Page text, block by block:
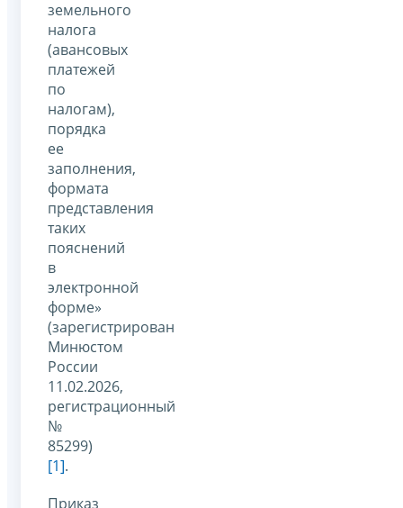
земельного
налога
(авансовых
платежей
по
налогам),
порядка
ее
заполнения,
формата
представления
таких
пояснений
в
электронной
форме»
(зарегистрирован
Минюстом
России
11.02.2026,
регистрационный
№
85299)
[1].
Приказ